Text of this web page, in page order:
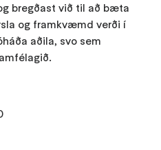
bregðast við til að bæta
og framkvæmd verði í
aðila, svo sem